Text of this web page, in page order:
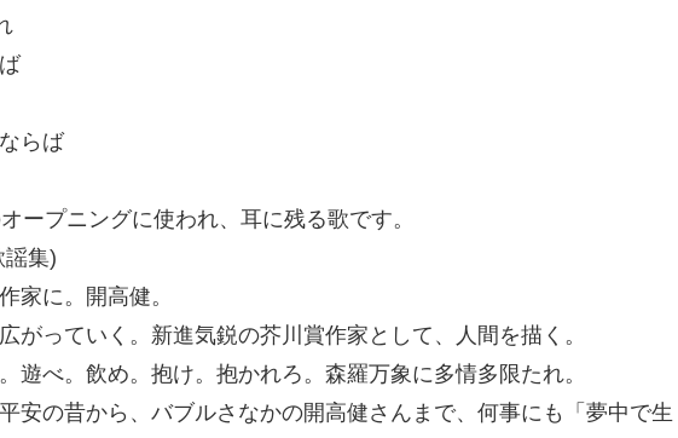
らば
ープニングに使われ、耳に残る歌です。
謡集)
家に。開高健。
がっていく。新進気鋭の芥川賞作家として、人間を描く。
遊べ。飲め。抱け。抱かれろ。森羅万象に多情多限たれ。
安の昔から、バブルさなかの開高健さんまで、何事にも「夢中で生